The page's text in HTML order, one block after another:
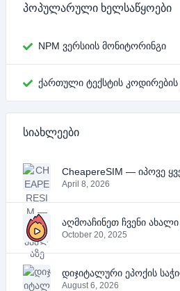
პოპულარული ხელსაწყოები
NPM ვერსიის მონიტორინგი
ქართული ტექსტის კოდირების
სიახლეები
April 8, 2026
October 20, 2025
დიჯიტალური ეპოქის
August 6, 2026